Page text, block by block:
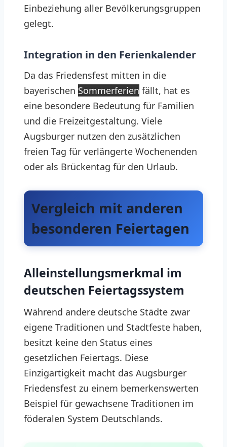
Einbeziehung aller Bevölkerungsgruppen
gelegt.
Integration in den Ferienkalender
Da das Friedensfest mitten in die
bayerischen Sommerferien fällt, hat es
eine besondere Bedeutung für Familien
und die Freizeitgestaltung. Viele
Augsburger nutzen den zusätzlichen
freien Tag für verlängerte Wochenenden
oder als Brückentag für den Urlaub.
Vergleich mit anderen
besonderen Feiertagen
Alleinstellungsmerkmal im
deutschen Feiertagssystem
Während andere deutsche Städte zwar
eigene Traditionen und Stadtfeste haben,
besitzt keine den Status eines
gesetzlichen Feiertags. Diese
Einzigartigkeit macht das Augsburger
Friedensfest zu einem bemerkenswerten
Beispiel für gewachsene Traditionen im
föderalen System Deutschlands.